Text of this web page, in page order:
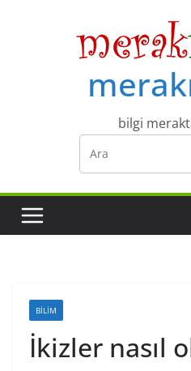
bilgi
BILIM
İkizler nasıl